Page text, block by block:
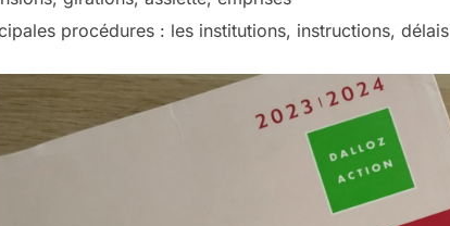
procédures : les institutions, instructions, délais